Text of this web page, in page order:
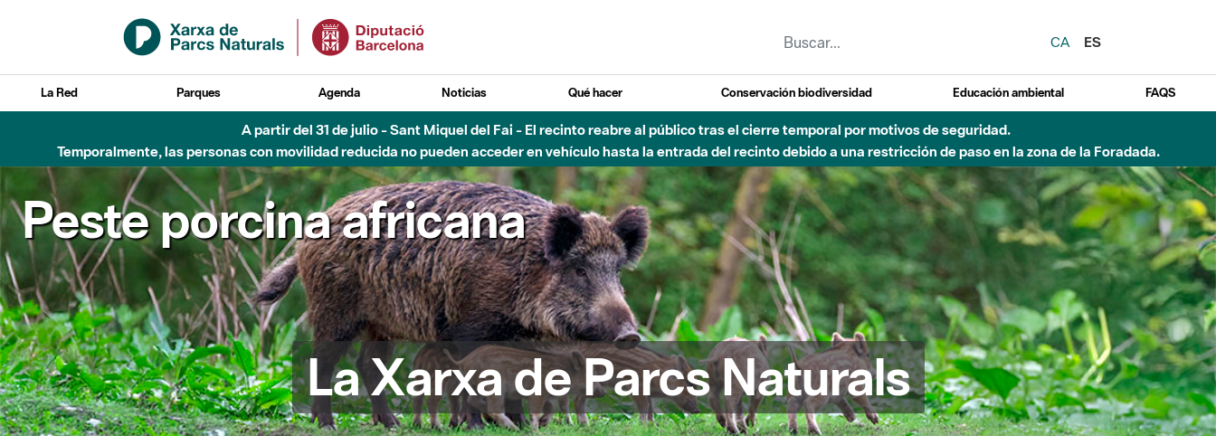
Saltar al contenido principal
CA
ES
La Red Parques Agenda Noticias Qué hacer Conservación biodiversidad Educación ambiental FAQS
A partir del 31 de julio - Sant Miquel del Fai - El recinto reabre al público tras el cierre temporal por motivos de seguridad.
Temporalmente, las personas con movilidad reducida no pueden acceder en vehículo hasta la entrada del recinto debido a una restricción de paso en la zona de la Foradada.
Peste porcina africana
La Xarxa de Parcs Naturals